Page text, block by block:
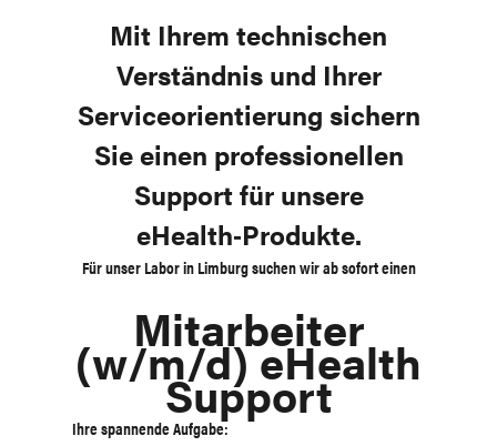
Mit Ihrem technischen
Verständnis und Ihrer
Serviceorientierung sichern
Sie einen professionellen
Support für unsere
eHealth‑Produkte.
Für unser Labor in Limburg suchen wir ab sofort einen
Mitarbeiter
(w/m/d) eHealth
Support
Ihre spannende Aufgabe: